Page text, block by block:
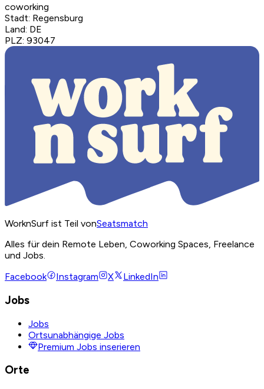
coworking
Stadt: Regensburg
Land: DE
PLZ: 93047
WorknSurf ist Teil vonSeatsmatch
Alles für dein Remote Leben, Coworking Spaces, Freelance
und Jobs.
Facebook
Instagram X LinkedIn
Jobs
Jobs
Ortsunabhängige Jobs
Premium Jobs inserieren
Orte